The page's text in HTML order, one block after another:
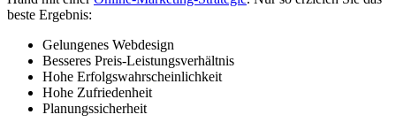
beste Ergebnis:
Gelungenes Webdesign
Besseres Preis-Leistungsverhältnis
Hohe Erfolgswahrscheinlichkeit
Hohe Zufriedenheit
Planungssicherheit